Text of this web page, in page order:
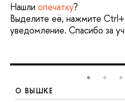
Нашли опечатку?
Выделите её, нажмите
уведомление. Спасибо за
О ВЫШКЕ